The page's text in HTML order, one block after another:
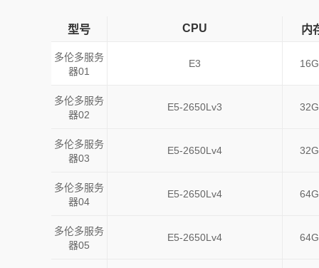
型号 CPU 内
多伦多服务
器01
E3
多伦多服务
器02
E5-2650Lv3
多伦多服务
器03
E5-2650Lv4
多伦多服务
器04
E5-2650Lv4
多伦多服务
器05
E5-2650Lv4